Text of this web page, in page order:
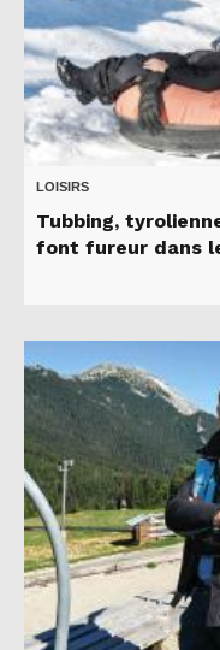
LOISIRS
Tubbing,
font fureur dans